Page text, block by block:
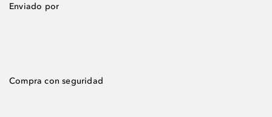
Enviado por
Compra con seguridad